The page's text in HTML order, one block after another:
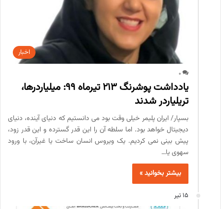
اخبار
0
یادداشت پوشرنگ 213 تیرماه 99: میلیاردرها،
تریلیاردر شدند
بسپار/ ایران پلیمر خیلی وقت بود می دانستیم که دنیای آینده، دنیای
دیجیتال خواهد بود. اما سلطه آن را این قدر گسترده و این قدر زود،
پیش بینی نمی کردیم. یک ویروس انسان ساخت یا غیرآن، با ورود
سهوی یا…
بیشتر بخوانید »
15 تیر